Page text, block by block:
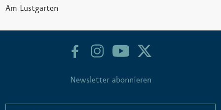
Am Lustgarten
Newsletter abonnieren